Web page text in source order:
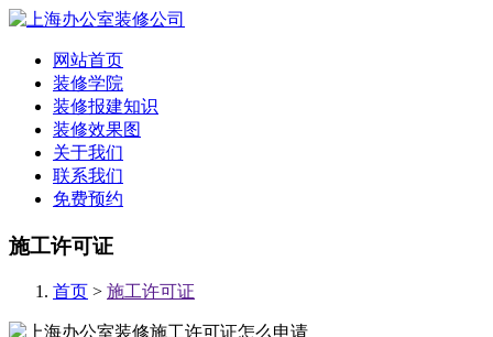
网站首页
装修学院
装修报建知识
装修效果图
关于我们
联系我们
免费预约
施工许可证
首页 > 施工许可证